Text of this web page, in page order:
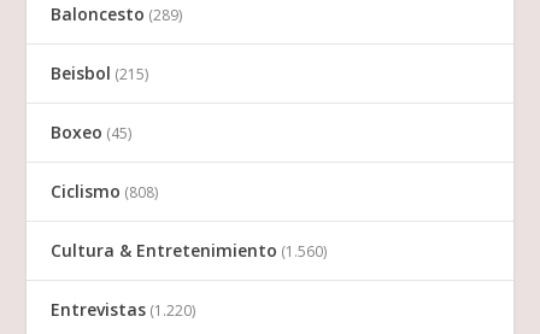
Baloncesto (289)
Beisbol (215)
Boxeo (45)
Ciclismo (808)
Cultura & Entretenimiento (1.560)
Entrevistas (1.220)